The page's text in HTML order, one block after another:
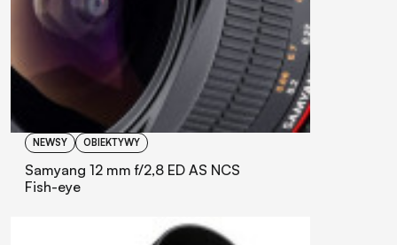
NEWSY OBIEKTYWY
Samyang 12 mm f/2,8 ED AS NCS
Fish-eye